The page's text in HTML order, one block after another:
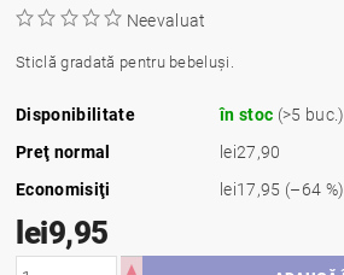
Neevaluat
Sticlă gradată pentru bebeluși.
Disponibilitate în stoc (>5 buc.)
Preţ normal
lei27,90
Economisiţi
lei17,95 (–64 %)
lei9,95